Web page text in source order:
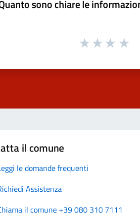
sono chiare le
il comune
le domande frequenti
Assistenza
il comune +39 080 310 7111